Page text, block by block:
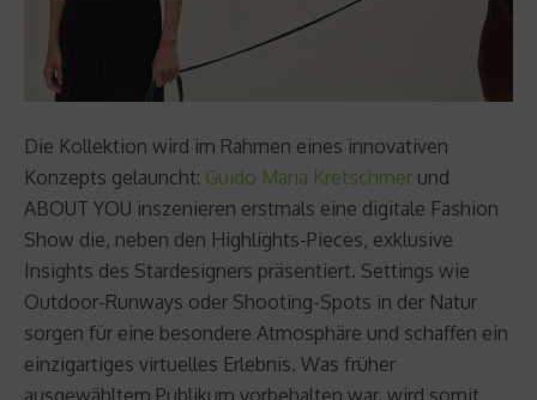
Die Kollektion wird im Rahmen eines innovativen
Konzepts gelauncht: Guido Maria Kretschmer und
ABOUT YOU inszenieren erstmals eine digitale Fashion
Show die, neben den Highlights-Pieces, exklusive
Insights des Stardesigners präsentiert. Settings wie
Outdoor-Runways oder Shooting-Spots in der Natur
sorgen für eine besondere Atmosphäre und schaffen ein
einzigartiges virtuelles Erlebnis. Was früher
ausgewähltem Publikum vorbehalten war, wird somit